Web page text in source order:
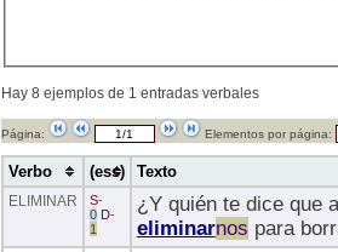
Hay 8 ejemplos de 1 entradas verbales
Página: Elementos por página:
Verbo (ess) Texto
ELIMINAR S-
0 D-
1
¿Y quién te dice que
eliminarnos para